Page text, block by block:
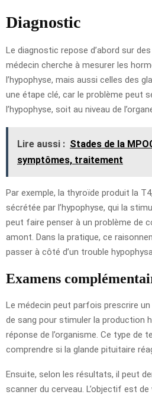
Diagnostic
Le diagnostic repose d’abord sur
médecin cherche à mesurer les
l’hypophyse, mais aussi celles des
une étape clé, car le problème peut
l’hypophyse, soit au niveau de
Lire aussi : Stades de la
symptômes, traitement
Par exemple, la thyroïde produit la
sécrétée par l’hypophyse, qui la
peut faire penser à un problème de
amont. Dans la pratique, ce
passer à côté d’un trouble
Examens
Le médecin peut parfois prescrire
de sang pour stimuler la production
réponse de l’organisme. Ce type de
comprendre si la glande pituitaire
Ensuite, selon les résultats, il peut
scanner du cerveau. L’objectif est de